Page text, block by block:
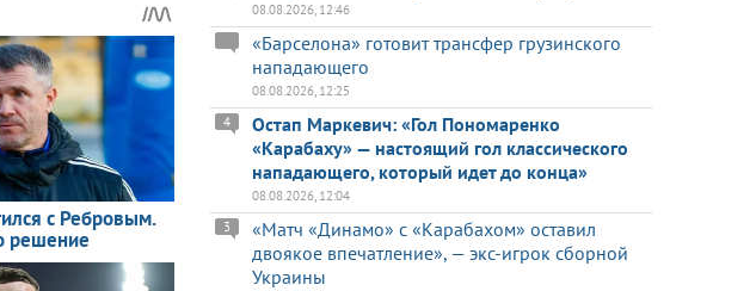
08.08.2026, 12:46
«Барселона» готовит трансфер грузинского
нападающего
08.08.2026, 12:25
Остап Маркевич: «Гол Пономаренко
«Карабаху» — настоящий гол классического
нападающего, который идет до конца»
4
08.08.2026, 12:04
«Матч «Динамо» с «Карабахом» оставил
двоякое впечатление», — экс-игрок сборной
Украины
3